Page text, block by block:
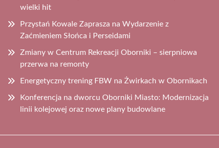
wielki hit
Przystań Kowale Zaprasza na Wydarzenie z
Zaćmieniem Słońca i Perseidami
Zmiany w Centrum Rekreacji Oborniki – sierpniowa
przerwa na remonty
Energetyczny trening FBW na Żwirkach w Obornikach
Konferencja na dworcu Oborniki Miasto: Modernizacja
linii kolejowej oraz nowe plany budowlane